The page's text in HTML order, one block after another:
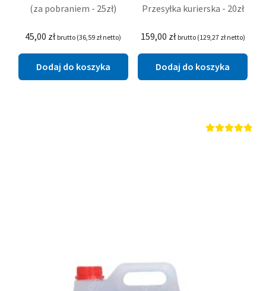
(za pobraniem - 25zł)
45,00 zł brutto (36,59 złnetto)
Dodaj do koszyka
Przesyłka kurierska - 20zł
159,00 zł brutto (129,27 złnetto)
Dodaj do koszyka